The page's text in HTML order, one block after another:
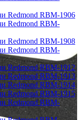
Redmond RBM-1906
Redmond RBM-
Redmond RBM-1908
Redmond RBM-
Redmond RBM-1912
Redmond RBM-1913
Redmond RBM-1914
Redmond RBM-1915
Redmond RBM-